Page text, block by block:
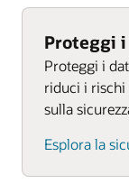
Proteggi
Proteggi i
riduci i
sulla
Esplora la